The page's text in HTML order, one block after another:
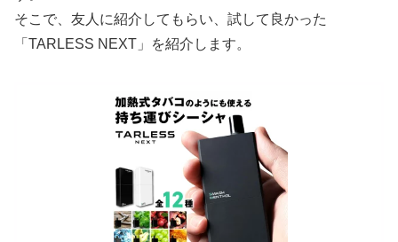
そこで、友人に紹介してもらい、試して良かった
「TARLESS NEXT」を紹介します。